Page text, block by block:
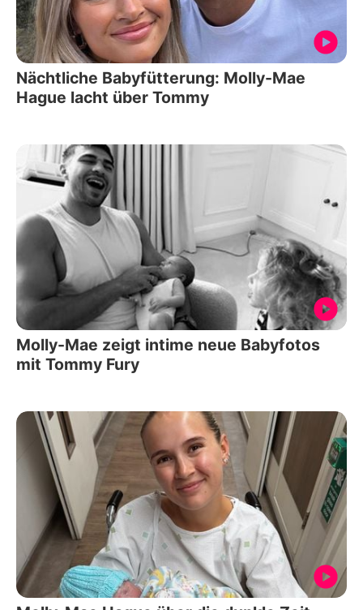
Nächtliche Babyfütterung: Molly-Mae
Hague lacht über Tommy
Molly-Mae zeigt intime neue Babyfotos
mit Tommy Fury